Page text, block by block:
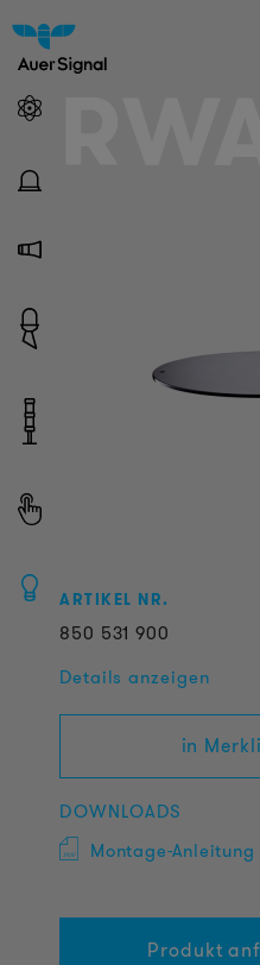
ARTIKEL NR.
850 531 900
Details anzeigen
in
DOWNLOADS
Montage-Anleitung
Produkt